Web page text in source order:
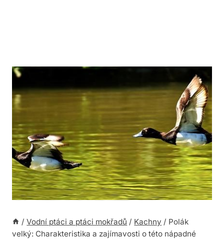
/ Vodní ptáci a ptáci mokřadů / Kachny / Polák
velký: Charakteristika a zajímavosti o této nápadné